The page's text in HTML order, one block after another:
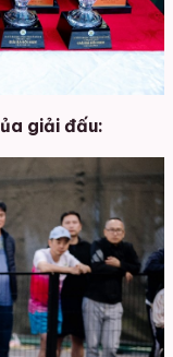
giải đấu: